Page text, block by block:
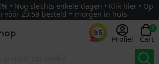
• Nog slechts enkele dagen • Klik hier • Op
vóór 23:59 besteld = morgen in huis
9.5
Profiel
0
Cart